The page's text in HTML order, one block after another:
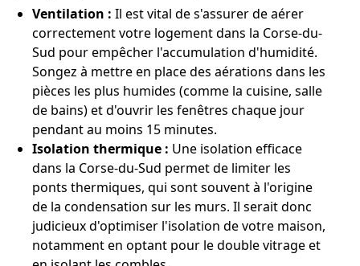
Ventilation : Il est vital de s'assurer de aérer
correctement votre logement dans la Corse-du-
Sud pour empêcher l'accumulation d'humidité.
Songez à mettre en place des aérations dans les
pièces les plus humides (comme la cuisine, salle
de bains) et d'ouvrir les fenêtres chaque jour
pendant au moins 15 minutes.
Isolation thermique : Une isolation efficace
dans la Corse-du-Sud permet de limiter les
ponts thermiques, qui sont souvent à l'origine
de la condensation sur les murs. Il serait donc
judicieux d'optimiser l'isolation de votre maison,
notamment en optant pour le double vitrage et